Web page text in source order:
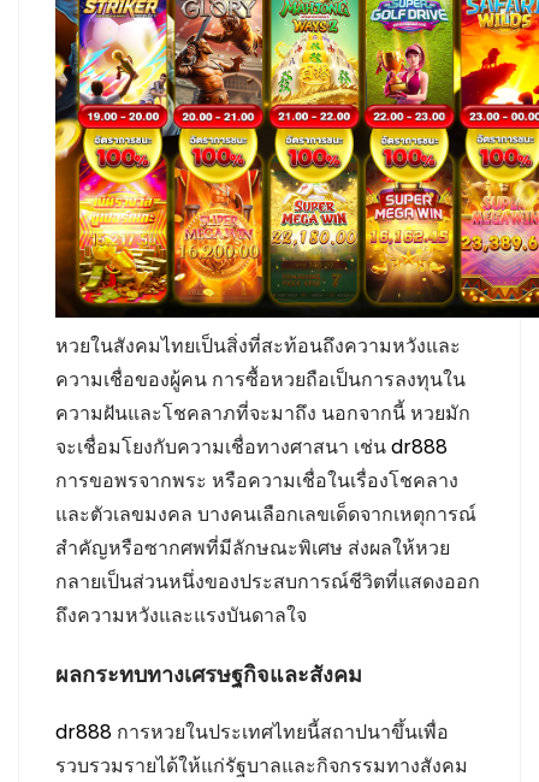
หวยในสังคมไทยเป็นสิ่งที่สะท้อนถึงความหวังและ
ความเชื่อของผู้คน การซื้อหวยถือเป็นการลงทุนใน
ความฝันและโชคลาภที่จะมาถึง นอกจากนี้ หวยมัก
จะเชื่อมโยงกับความเชื่อทางศาสนา เช่นdr888
การขอพรจากพระ หรือความเชื่อในเรื่องโชคลาง
และตัวเลขมงคล บางคนเลือกเลขเด็ดจากเหตุการณ์
สำคัญหรือซากศพที่มีลักษณะพิเศษ ส่งผลให้หวย
กลายเป็นส่วนหนึ่งของประสบการณ์ชีวิตที่แสดงออก
ถึงความหวังและแรงบันดาลใจ
ผลกระทบทางเศรษฐกิจและสังคม
dr888 การหวยในประเทศไทยนี้สถาปนาขึ้นเพื่อ
รวบรวมรายได้ให้แก่รัฐบาลและกิจกรรมทางสังคม